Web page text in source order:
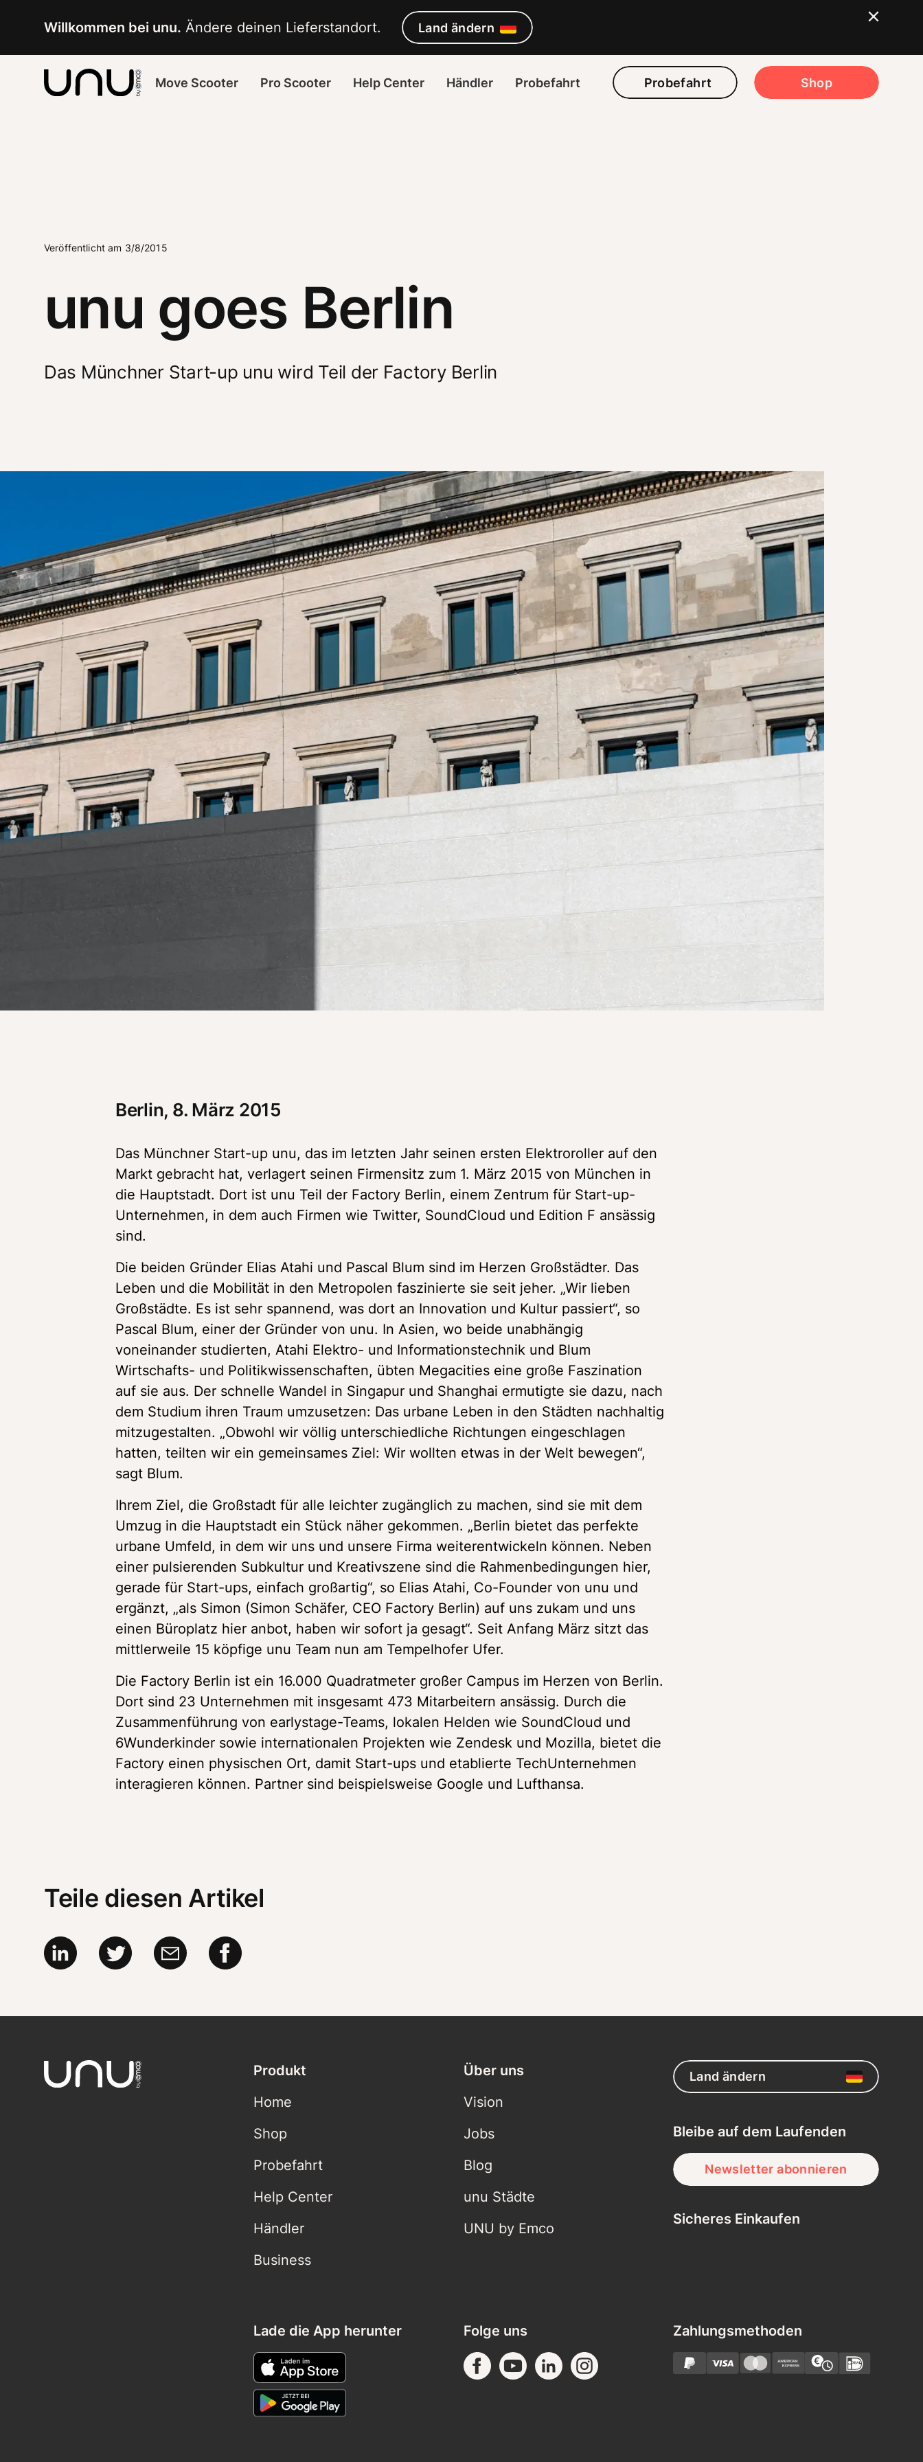
Willkommen bei unu. Ändere deinen Lieferstandort. Land ändern
Move Scooter Pro Scooter Help Center Händler Probefahrt Probefahrt Shop
Veröffentlicht am 3/8/2015
unu goes Berlin
Das Münchner Start-up unu wird Teil der Factory Berlin
Berlin, 8. März 2015
Das Münchner Start-up unu, das im letzten Jahr seinen ersten Elektroroller auf den
Markt gebracht hat, verlagert seinen Firmensitz zum 1. März 2015 von München in
die Hauptstadt. Dort ist unu Teil der Factory Berlin, einem Zentrum für Start-up-
Unternehmen, in dem auch Firmen wie Twitter, SoundCloud und Edition F ansässig
sind.
Die beiden Gründer Elias Atahi und Pascal Blum sind im Herzen Großstädter. Das
Leben und die Mobilität in den Metropolen faszinierte sie seit jeher. „Wir lieben
Großstädte. Es ist sehr spannend, was dort an Innovation und Kultur passiert“, so
Pascal Blum, einer der Gründer von unu. In Asien, wo beide unabhängig
voneinander studierten, Atahi Elektro- und Informationstechnik und Blum
Wirtschafts- und Politikwissenschaften, übten Megacities eine große Faszination
auf sie aus. Der schnelle Wandel in Singapur und Shanghai ermutigte sie dazu, nach
dem Studium ihren Traum umzusetzen: Das urbane Leben in den Städten nachhaltig
mitzugestalten. „Obwohl wir völlig unterschiedliche Richtungen eingeschlagen
hatten, teilten wir ein gemeinsames Ziel: Wir wollten etwas in der Welt bewegen“,
sagt Blum.
Ihrem Ziel, die Großstadt für alle leichter zugänglich zu machen, sind sie mit dem
Umzug in die Hauptstadt ein Stück näher gekommen. „Berlin bietet das perfekte
urbane Umfeld, in dem wir uns und unsere Firma weiterentwickeln können. Neben
einer pulsierenden Subkultur und Kreativszene sind die Rahmenbedingungen hier,
gerade für Start-ups, einfach großartig“, so Elias Atahi, Co-Founder von unu und
ergänzt, „als Simon (Simon Schäfer, CEO Factory Berlin) auf uns zukam und uns
einen Büroplatz hier anbot, haben wir sofort ja gesagt“. Seit Anfang März sitzt das
mittlerweile 15 köpfige unu Team nun am Tempelhofer Ufer.
Die Factory Berlin ist ein 16.000 Quadratmeter großer Campus im Herzen von Berlin.
Dort sind 23 Unternehmen mit insgesamt 473 Mitarbeitern ansässig. Durch die
Zusammenführung von earlystage-Teams, lokalen Helden wie SoundCloud und
6Wunderkinder sowie internationalen Projekten wie Zendesk und Mozilla, bietet die
Factory einen physischen Ort, damit Start-ups und etablierte TechUnternehmen
interagieren können. Partner sind beispielsweise Google und Lufthansa.
Teile diesen Artikel
Land ändern
Produkt
Home
Shop
Probefahrt
Help Center
Händler
Business
Über uns
Vision
Jobs
Blog
unu Städte
UNU by Emco
Zahlungsmethoden
Sicheres Einkaufen
Bleibe auf dem Laufenden
Newsletter abonnieren
Lade die App herunter Folge uns